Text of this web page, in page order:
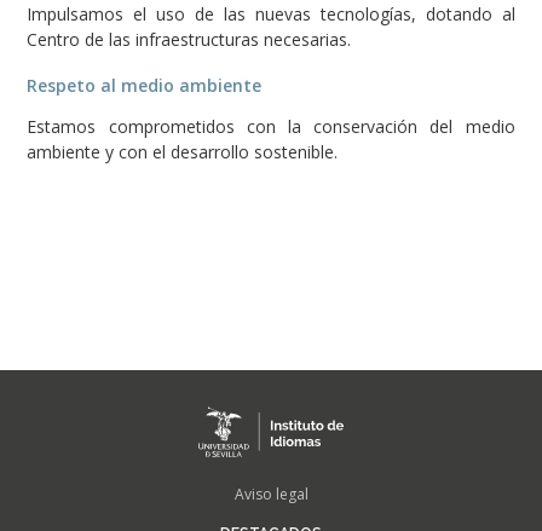
Impulsamos el uso de las nuevas tecnologías, dotando al
Centro de las infraestructuras necesarias.
Respeto al medio ambiente
Estamos comprometidos con la conservación del medio
ambiente y con el desarrollo sostenible.
Aviso legal